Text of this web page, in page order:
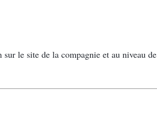
le site de la compagnie et au niveau de